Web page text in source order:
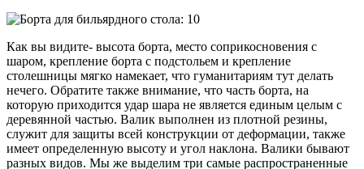
Как вы видите- высота борта, место соприкосновения с
шаром, крепление борта с подстольем и крепление
столешницы мягко намекает, что гуманитариям тут делать
нечего. Обратите также внимание, что часть борта, на
которую приходится удар шара не является единым целым с
деревянной частью. Валик выполнен из плотной резины,
служит для защиты всей конструкции от деформации, также
имеет определенную высоту и угол наклона. Валики бывают
разных видов. Мы же выделим три самые распространенные